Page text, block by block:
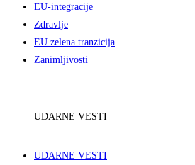
EU-integracije
Zdravlje
EU zelena tranzicija
Zanimljivosti
UDARNE VESTI
UDARNE VESTI